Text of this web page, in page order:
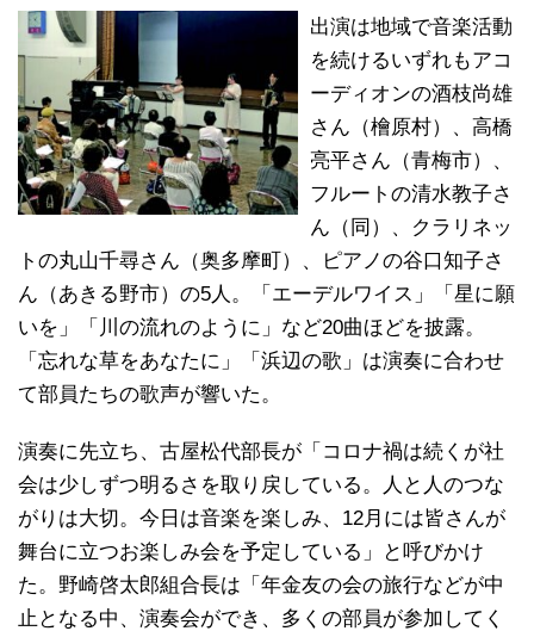
出演は地域で音楽活動
を続けるいずれもアコ
ーディオンの酒枝尚雄
さん（檜原村）、高橋
亮平さん（青梅市）、
フルートの清水教子さ
ん（同）、クラリネッ
トの丸山千尋さん（奥多摩町）、ピアノの谷口知子さ
ん（あきる野市）の5人。「エーデルワイス」「星に願
いを」「川の流れのように」など20曲ほどを披露。
「忘れな草をあなたに」「浜辺の歌」は演奏に合わせ
て部員たちの歌声が響いた。
演奏に先立ち、古屋松代部長が「コロナ禍は続くが社
会は少しずつ明るさを取り戻している。人と人のつな
がりは大切。今日は音楽を楽しみ、12月には皆さんが
舞台に立つお楽しみ会を予定している」と呼びかけ
た。野崎啓太郎組合長は「年金友の会の旅行などが中
止となる中、演奏会ができ、多くの部員が参加してく